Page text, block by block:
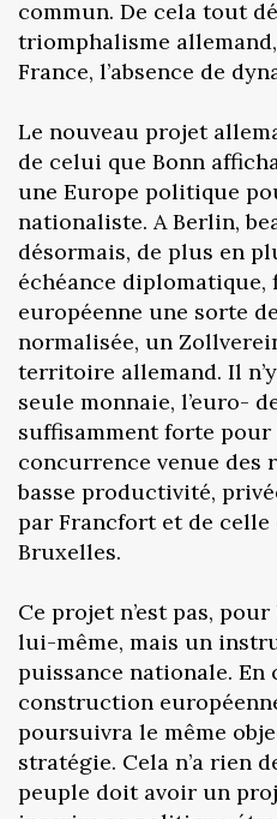
commun. De cela tout
triomphalisme
France, l’absence de
Le nouveau projet
de celui que Bonn
une Europe politique
nationaliste. A Berlin,
désormais, de plus en
échéance diplomatique,
européenne une sorte
normalisée, un
territoire allemand. Il
seule monnaie, l’euro-
suffisamment forte
concurrence venue des
basse productivité,
par Francfort et de celle
Bruxelles.
Ce projet n’est pas,
lui-même, mais un
puissance nationale. En
construction
poursuivra le même
stratégie. Cela n’a rien
peuple doit avoir un